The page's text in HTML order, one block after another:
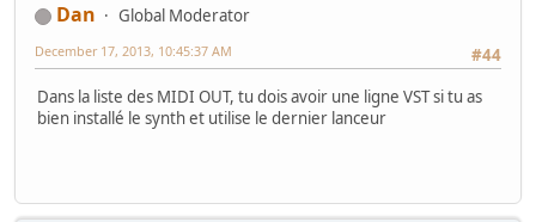
Dan
Global Moderator
#44
December 17, 2013, 10:45:37 AM
Dans la liste des MIDI OUT, tu dois avoir une ligne VST si tu as
bien installé le synth et utilise le dernier lanceur